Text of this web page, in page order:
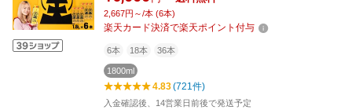
格麦焼酎 ランキング 一位 獲得 入賞 定期便 麦
麦麹 酒 アルコール セット 詰め合わせ 【岩川醸
2,667円～/本 (6本)
楽天カード決済で楽天ポイント付与
6本 18本 36本
1800ml
4.83(721件)
入金確認後、14営業日前後で発送予定